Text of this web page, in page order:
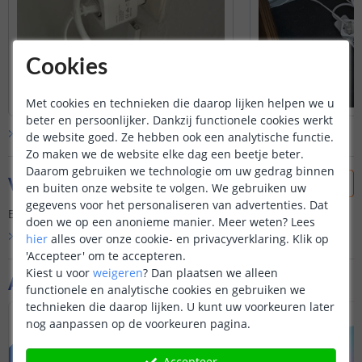
Aanvullende producten
VOORDEELSET
Bekijk alleklantfoto’s
Vraag & antwoord
Er is nog geen vraag gesteld over dit product.
Bekijk alle Vraag & antwoord
Cookies
Met cookies en technieken die daarop lijken helpen we u
beter en persoonlijker. Dankzij functionele cookies werkt
de website goed. Ze hebben ook een analytische functie.
Zo maken we de website elke dag een beetje beter.
Daarom gebruiken we technologie om uw gedrag binnen
en buiten onze website te volgen. We gebruiken uw
gegevens voor het personaliseren van advertenties. Dat
doen we op een anonieme manier. Meer weten? Lees
hier alles over onze cookie- en privacyverklaring. Klik op
'Accepteer' om te accepteren.
Kiest u voor weigeren? Dan plaatsen we alleen
functionele en analytische cookies en gebruiken we
technieken die daarop lijken. U kunt uw voorkeuren later
nog aanpassen op de voorkeuren pagina.